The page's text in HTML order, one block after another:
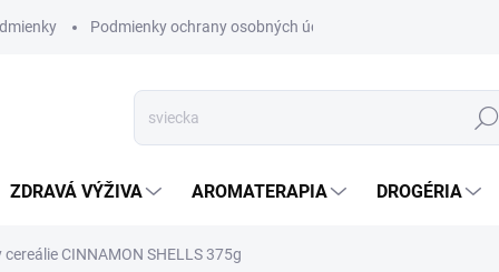
Podmienky ochrany osobných údajov
ZDRAVÁ VÝŽIVA AROMATERAPIA DROGÉRIA
cereálie CINNAMON SHELLS 375g